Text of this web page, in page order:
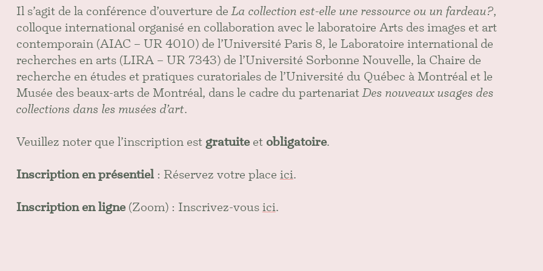
Il s’agit de la conférence d’ouverture deLa collection est-elle une ressource ou un fardeau?,
colloque international organisé en collaboration avec le laboratoire Arts des images et art
contemporain (AIAC – UR 4010) de l’Université Paris 8, le Laboratoire international de
recherches en arts (LIRA – UR 7343) de l’Université Sorbonne Nouvelle, la Chaire de
recherche en études et pratiques curatoriales de l’Université du Québec à Montréal et le
Musée des beaux-arts de Montréal, dans le cadre du partenariatDes nouveaux usages des
collections dans les musées d’art.
Veuillez noter que l’inscription est gratuiteet obligatoire.
Inscription en présentiel: Réservez votre place ici.
Inscription en ligne(Zoom) : Inscrivez-vous ici.